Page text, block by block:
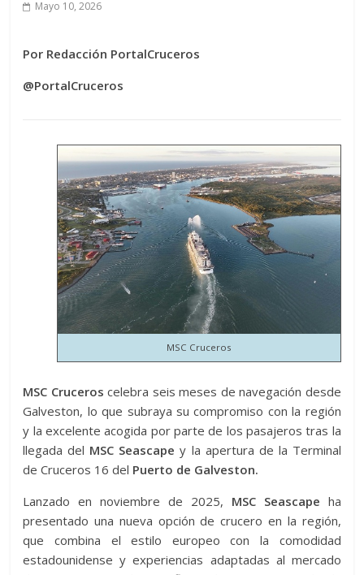
Mayo 10, 2026
Por Redacción PortalCruceros
@PortalCruceros
MSC Cruceros
MSC Cruceros celebra seis meses de navegación desde
Galveston, lo que subraya su compromiso con la región
y la excelente acogida por parte de los pasajeros tras la
llegada del MSC Seascape y la apertura de la Terminal
de Cruceros 16 del Puerto de Galveston.
Lanzado en noviembre de 2025, MSC Seascape ha
presentado una nueva opción de crucero en la región,
que combina el estilo europeo con la comodidad
estadounidense y experiencias adaptadas al mercado